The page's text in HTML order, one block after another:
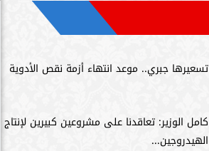
تسعيرها جبري.. موعد انتهاء أزمة نقص الأدوية
كامل الوزير: تعاقدنا على مشروعين كبيرين لإنتاج
الهيدروجين...